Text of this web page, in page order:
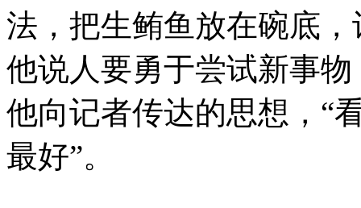
法，把生鲔鱼放在碗底
他说人要勇于尝试新事
他向记者传达的思想，“
最好”。